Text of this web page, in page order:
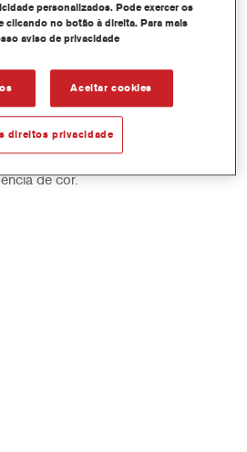
único disponibiliza todas as
base solvente - médio e alto teor de
armazenamento.
tecnologia de corantes
de cor.
personalizados. Pode exercer os
clicando no botão à direita. Para mais
aviso de privacidade
Aceitar cookies
direitos privacidade